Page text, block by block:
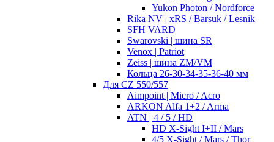
Yukon Photon / Nordforce
Rika NV | xRS / Barsuk / Lesnik
SFH VARD
Swarovski | шина SR
Venox | Patriot
Zeiss | шина ZM/VM
Кольца 26-30-34-35-36-40 мм
Для CZ 550/557
Aimpoint | Micro / Acro
ARKON Alfa 1+2 / Arma
ATN | 4 / 5 / HD
HD X-Sight I+II / Mars
4/5 X-Sight / Mars / Thor